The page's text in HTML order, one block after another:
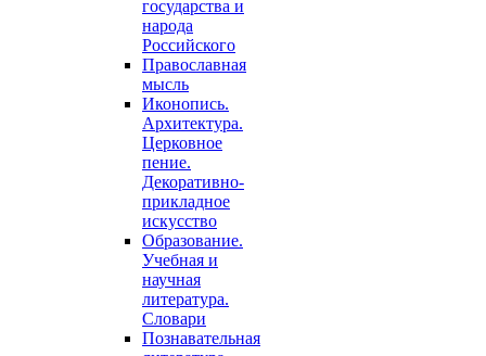
государства и
народа
Российского
Православная
мысль
Иконопись.
Архитектура.
Церковное
пение.
Декоративно-
прикладное
искусство
Образование.
Учебная и
научная
литература.
Словари
Познавательная